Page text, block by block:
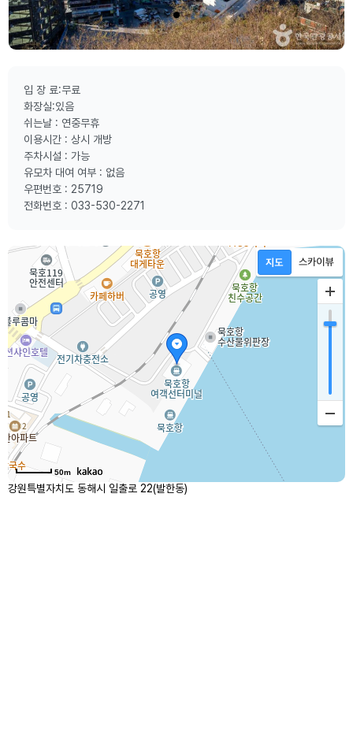
입 장 료:무료
화장실:있음
쉬는날 : 연중무휴
이용시간 : 상시 개방
주차시설 : 가능
유모차 대여 여부 : 없음
우편번호 : 25719
전화번호 : 033-530-2271
50m
강원특별자치도 동해시 일출로 22(발한동)